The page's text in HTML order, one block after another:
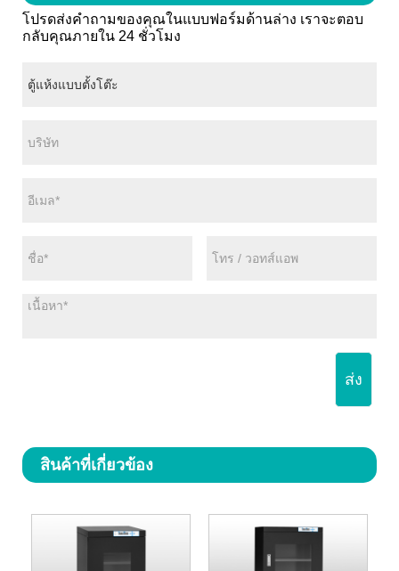
โปรดส่งคำถามของคุณในแบบฟอร์มด้านล่าง เราจะตอบ
กลับคุณภายใน 24 ชั่วโมง
ส่ง
สินค้าที่เกี่ยวข้อง